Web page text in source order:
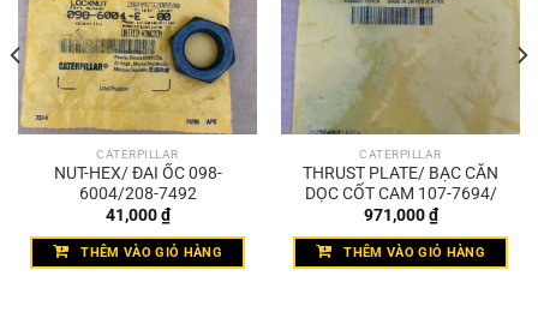
CATERPILLAR
NUT-HEX/ ĐAI ỐC 098-
6004/208-7492
41,000₫
THÊM VÀO GIỎ HÀNG
CATERPILLAR
THRUST PLATE/ BẠC CĂN
DỌC CỐT CAM 107-7694/
971,000₫
THÊM VÀO GIỎ HÀNG